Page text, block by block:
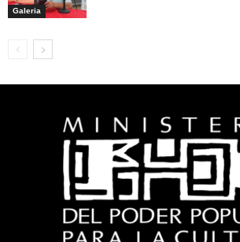
Galeria